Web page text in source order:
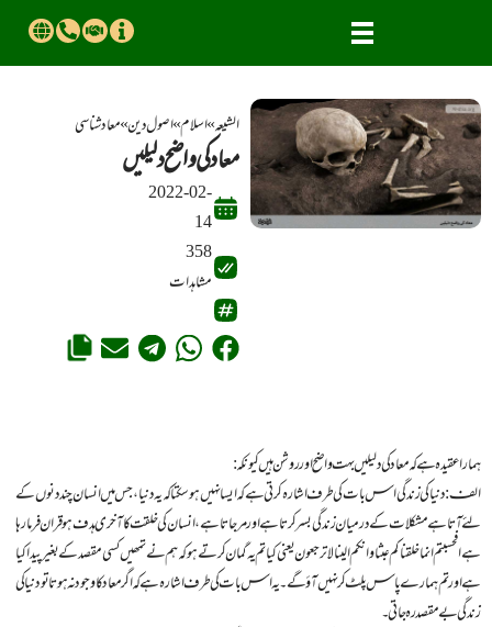
الشیعہ»اسلام»اصــــول دیــن»معـاد شناسی
معاد کی واضح دلیلیں
2022-02-
14
358
مشاہدات
ہمارا عقیدہ ہے کہ معاد کی دلیلیں بہت واضح اور روشن ہیں کیونکہ :
الف: دنیا کی زندگی اس بات کی طرف اشارہ کرتی ہے کہ ایسا نہیں ہوسکتا کہ یہ دنیا، جس میں انسان چند دنوں کے
لئے آتا ہے مشکلات کے درمیان زندگی بسر کرتا ہے اور مرجاتا ہے، انسان کی خلقت کا آخری ہدف ہو قران فرما رها
ہے افحسبتم انما خلقناکم عبثا و انکم الینا لاترجعون یعنی کیا تم یہ گمان کرتے ہوکہ ہم نے تمھیں کسی مقصد کے بغیر پیداکیا
ہے اور تم ہمارے پاس پلٹ کر نہیں آؤ گے۔ یہ ا س بات کی طرف اشارہ ہے کہ اگر معاد کا وجود نہ ہوتا تو دنیا کی
زندگی بے مقصد رہ جاتی ۔